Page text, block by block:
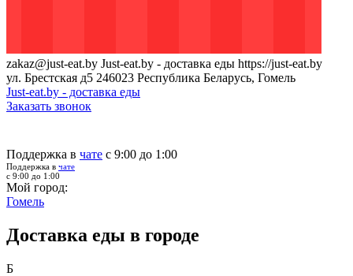
zakaz@just-eat.by Just-eat.by - доставка еды https://just-eat.by
ул. Брестская д5 246023 Республика Беларусь, Гомель
Just-eat.by - доставка еды
Заказать звонок
Поддержка в чате с 9:00 до 1:00
Поддержка в чате
с 9:00 до 1:00
Мой город:
Гомель
Доставка еды в городе
Б